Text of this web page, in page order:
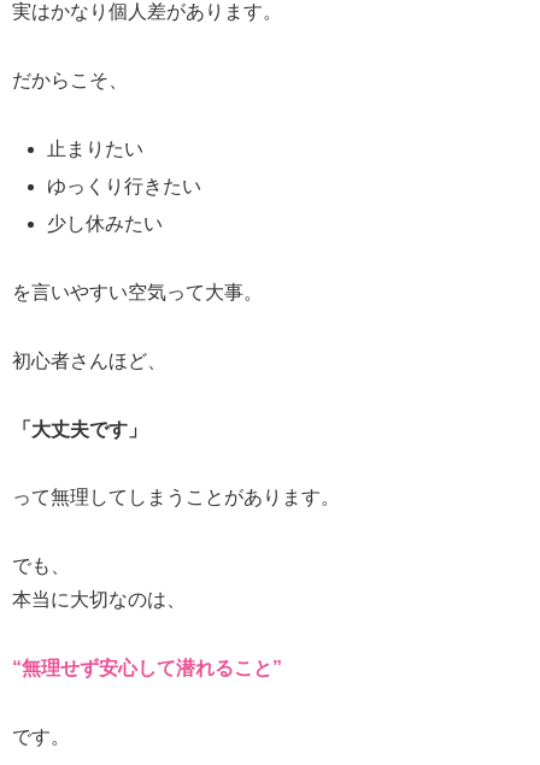
実はかなり個人差があります。
だからこそ、
止まりたい
ゆっくり行きたい
少し休みたい
を言いやすい空気って大事。
初心者さんほど、
「大丈夫です」
って無理してしまうことがあります。
でも、
本当に大切なのは、
“無理せず安心して潜れること”
です。